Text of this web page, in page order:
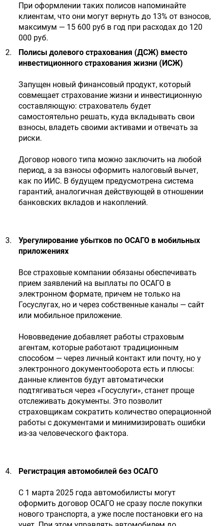
При оформлении таких полисов напоминайте
клиентам, что они могут вернуть до 13% от взносов,
максимум — 15 600 руб в год при расходах до 120
000 руб.
Полисы долевого страхования (ДСЖ) вместо
инвестиционного страхования жизни (ИСЖ)
Запущен новый финансовый продукт, который
совмещает страхование жизни и инвестиционную
составляющую: страхователь будет
самостоятельно решать, куда вкладывать свои
взносы, владеть своими активами и отвечать за
риски.
Договор нового типа можно заключить на любой
период, а за взносы оформить налоговый вычет,
как по ИИС. В будущем предусмотрена система
гарантий, аналогичная действующей в отношении
банковских вкладов и накоплений.
Урегулирование убытков по ОСАГО в мобильных
приложениях
Все страховые компании обязаны обеспечивать
прием заявлений на выплаты по ОСАГО в
электронном формате, причем не только на
Госуслугах, но и через собственные каналы — сайт
или мобильное приложение.
Нововведение добавляет работы страховым
агентам, которые работают традиционным
способом — через личный контакт или почту, но у
электронного документооборота есть и плюсы:
данные клиентов будут автоматически
подтягиваться через «Госуслуги», станет проще
отслеживать документы. Это позволит
страховщикам сократить количество операционной
работы с документами и минимизировать ошибки
из-за человеческого фактора.
Регистрация автомобилей без ОСАГО
С 1 марта 2025 года автомобилисты могут
оформить договор ОСАГО не сразу после покупки
нового транспорта, а уже после постановки его на